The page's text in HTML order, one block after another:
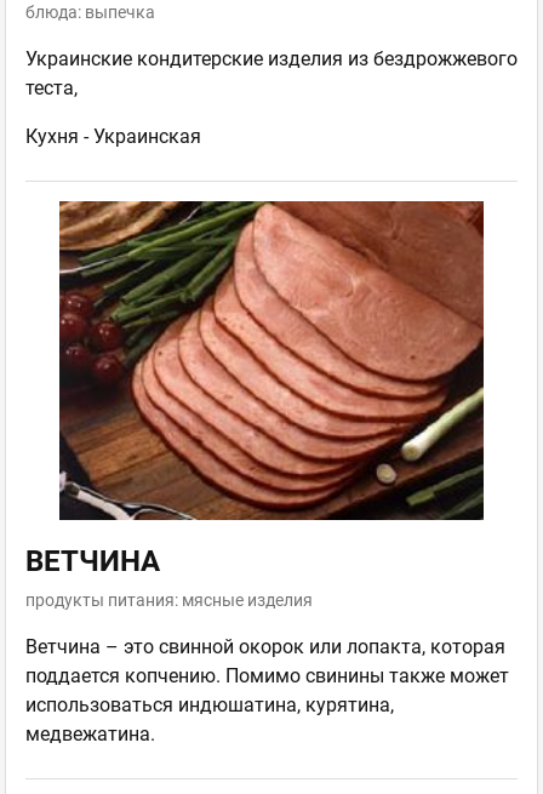
блюда: выпечка
Украинские кондитерские изделия из бездрожжевого
теста,
Кухня -Украинская
ВЕТЧИНА
продукты питания: мясные изделия
Ветчина – это свинной окорок или лопакта, которая
поддается копчению. Помимо свинины также может
использоваться индюшатина, курятина,
медвежатина.